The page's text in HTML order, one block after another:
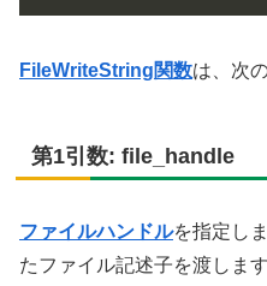
FileWriteString関数は、次
第1引数: file_handle
ファイルハンドルを指定しま
たファイル記述子を渡しま